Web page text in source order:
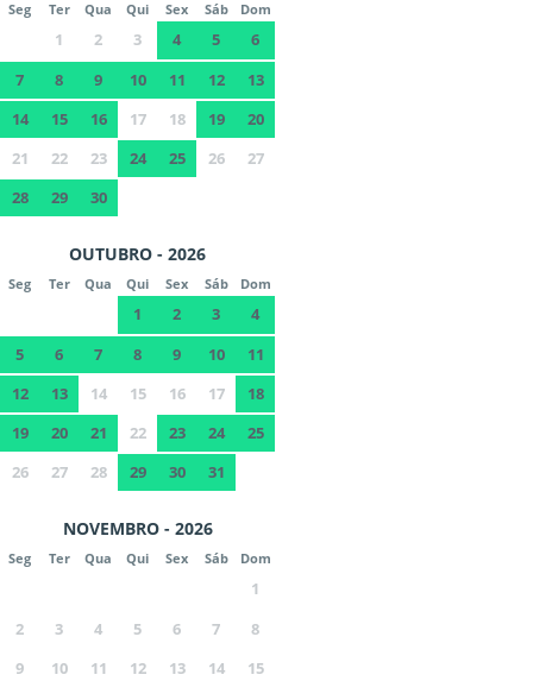
Seg Ter Qua Qui Sex Sáb Dom
1 2 3 4 5
6
7
8 9 10 11 12
13
14
15 16 17 18 19
20
21
22 23 24 25 26
27
28
29 30
OUTUBRO - 2026
Seg Ter Qua Qui Sex Sáb Dom
1 2 3
4
5
6 7 8 9 10
11
12
13 14 15 16 17
18
19
20 21 22 23 24
25
26
27 28 29 30 31
NOVEMBRO - 2026
Seg Ter Qua Qui Sex Sáb Dom
1
2
3 4 5 6 7
8
9
10 11 12 13 14
15